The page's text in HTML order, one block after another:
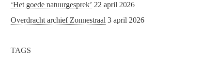
‘Het goede natuurgesprek’ 22 april 2026
Overdracht archief Zonnestraal 3 april 2026
TAGS